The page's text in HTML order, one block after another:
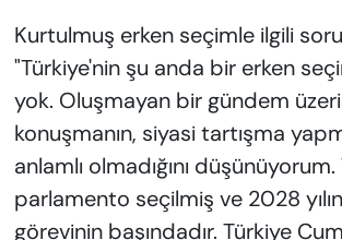
Kurtulmuş erken seçimle ilgili
"Türkiye'nin şu anda bir erken
yok. Oluşmayan bir gündem
konuşmanın, siyasi tartışma
anlamlı olmadığını
parlamento seçilmiş ve 2028
görevinin başındadır. Türkiye